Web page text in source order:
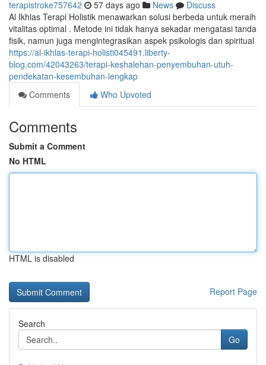
terapistroke757642 57 days ago News
Discuss
Al Ikhlas Terapi Holistik menawarkan solusi berbeda untuk meraih
vitalitas optimal . Metode ini tidak hanya sekadar mengatasi tanda
fisik, namun juga mengintegrasikan aspek psikologis dan spiritual
https://al-ikhlas-terapi-holisti045491.liberty-
blog.com/42043263/terapi-keshalehan-penyembuhan-utuh-
pendekatan-kesembuhan-lengkap
Comments
Who Upvoted
Comments
Submit a Comment
No HTML
HTML is disabled
Report Page
Search
Go